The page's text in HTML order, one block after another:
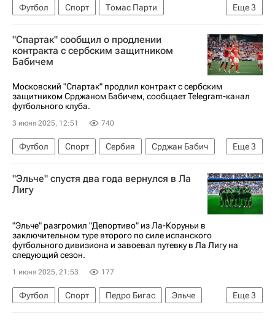
Еще3
Футбол Спорт
Томас Парти
Арсенал (Лондон)
Вокруг спорта скандал
"Спартак" сообщил о продлении
контракта с сербским защитником
Бабичем
Московский "Спартак" продлил контракт с сербским
защитником Срджаном Бабичем, сообщает Telegram-канал
футбольного клуба.
3 июня 2025, 12:51 740
Еще3
Футбол Спорт Сербия
Срджан Бабич
Спартак Москва
РПЛ 2026-2027 (Чемпионат России по футболу)
"Эльче" спустя два года вернулся в Ла
Лигу
"Эльче" разгромил "Депортиво" из Ла-Коруньи в
заключительном туре второго по силе испанского
футбольного дивизиона и завоевал путевку в Ла Лигу на
следующий сезон.
1 июня 2025, 21:53 177
Еще3
Футбол Спорт Педро Бигас
Эльче
Депортиво (Ла-Корунья)
Леванте